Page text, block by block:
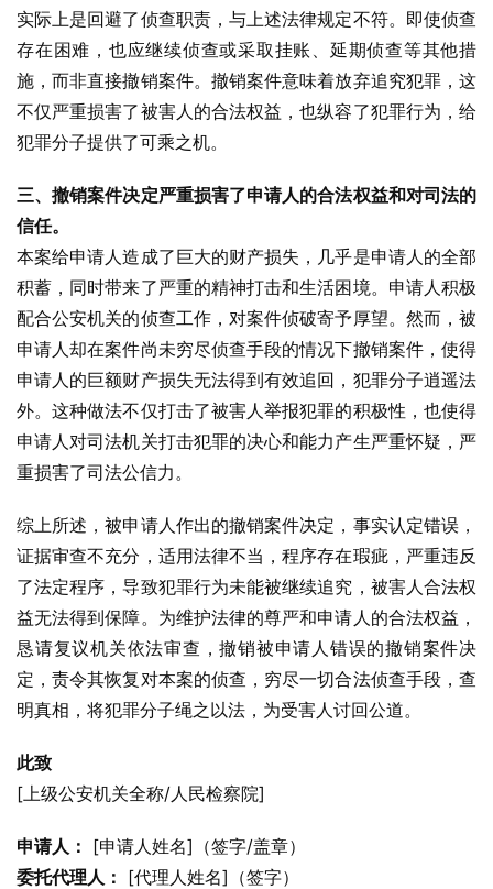
实际上是回避了侦查职责，与上述法律规定不符。即使侦查
存在困难，也应继续侦查或采取挂账、延期侦查等其他措
施，而非直接撤销案件。撤销案件意味着放弃追究犯罪，这
不仅严重损害了被害人的合法权益，也纵容了犯罪行为，给
犯罪分子提供了可乘之机。
三、撤销案件决定严重损害了申请人的合法权益和对司法的
信任。
本案给申请人造成了巨大的财产损失，几乎是申请人的全部
积蓄，同时带来了严重的精神打击和生活困境。申请人积极
配合公安机关的侦查工作，对案件侦破寄予厚望。然而，被
申请人却在案件尚未穷尽侦查手段的情况下撤销案件，使得
申请人的巨额财产损失无法得到有效追回，犯罪分子逍遥法
外。这种做法不仅打击了被害人举报犯罪的积极性，也使得
申请人对司法机关打击犯罪的决心和能力产生严重怀疑，严
重损害了司法公信力。
综上所述，被申请人作出的撤销案件决定，事实认定错误，
证据审查不充分，适用法律不当，程序存在瑕疵，严重违反
了法定程序，导致犯罪行为未能被继续追究，被害人合法权
益无法得到保障。为维护法律的尊严和申请人的合法权益，
恳请复议机关依法审查，撤销被申请人错误的撤销案件决
定，责令其恢复对本案的侦查，穷尽一切合法侦查手段，查
明真相，将犯罪分子绳之以法，为受害人讨回公道。
此致
[上级公安机关全称/人民检察院]
申请人： [申请人姓名]（签字/盖章）
委托代理人： [代理人姓名]（签字）